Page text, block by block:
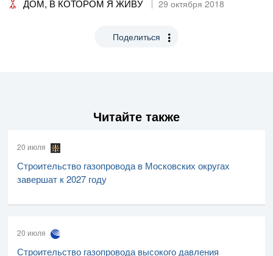
ДОМ, В КОТОРОМ Я ЖИВУ 29 октября 2018
Поделиться
Читайте также
20 июля
Строительство газопровода в Московских округах
завершат к 2027 году
20 июля
Строительство газопровода высокого давления